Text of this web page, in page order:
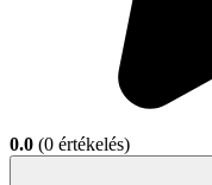
0.0 (0 értékelés)